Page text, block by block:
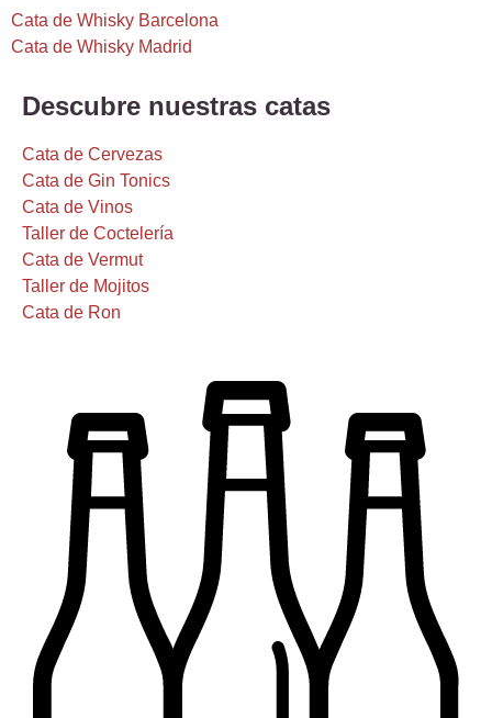
Cata de Whisky Barcelona
Cata de Whisky Madrid
Descubre nuestras catas
Cata de Cervezas
Cata de Gin Tonics
Cata de Vinos
Taller de Coctelería
Cata de Vermut
Taller de Mojitos
Cata de Ron